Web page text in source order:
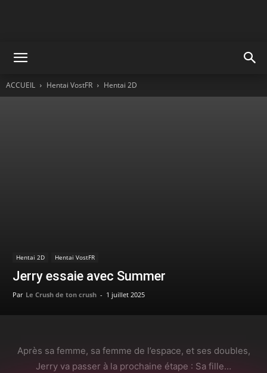
ACCUEIL Hentai VostFR Hentai 2D
Hentai 2D Hentai VostFR
Jerry essaie avec Summer
Par Le Crush de ton crush - 1 juillet 2025
Après sa femme, sa femme de l’espace, et ses doubles,
Jerry va passer à la prochaine étape : Sa fille…